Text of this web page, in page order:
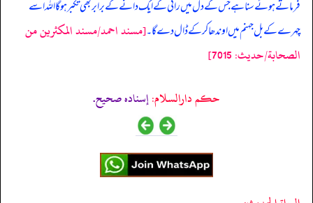
فرماتے ہوئے سنا ہے جس کے دل میں رائی کے ایک دانے کے برابر بھی تکبر ہو گا اللہ اسے
چہرے کے بل جہنم میں اوندھا کر کے ڈال دے گا۔[مسند احمد/مسند المكثرين من
الصحابة/حدیث: 7015]
حکم دارالسلام:إسناده صحيح.